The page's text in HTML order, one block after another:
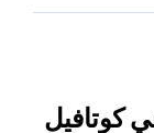
كوتافيل